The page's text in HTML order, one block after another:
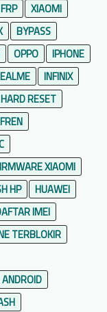
FRP
XIAOMI
BYPASS
OPPO
IPHONE
INFINIX
HARD RESET
XIAOMI
HP
HUAWEI
IMEI
TERBLOKIR